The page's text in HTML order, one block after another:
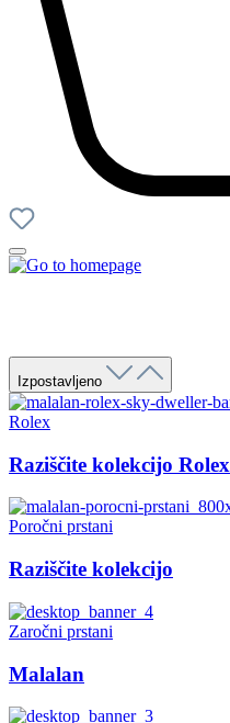
Izpostavljeno
Rolex
Raziščite kolekcijo Rolex
Poročni prstani
Raziščite kolekcijo
Zaročni prstani
Malalan